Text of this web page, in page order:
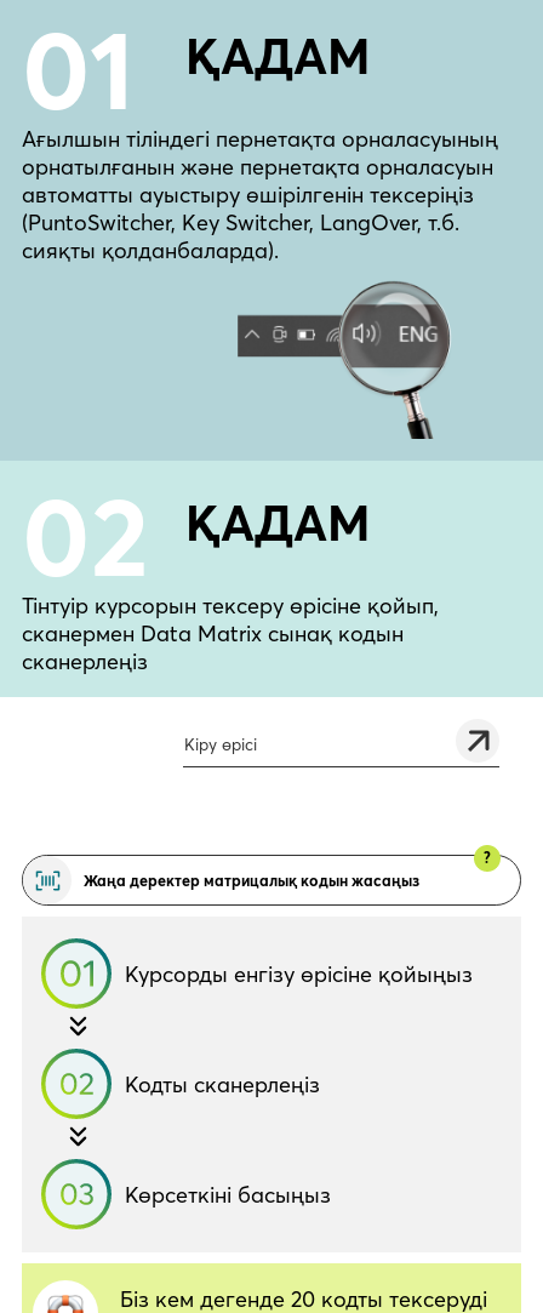
01 ҚАДАМ
Ағылшын тіліндегі пернетақта орналасуының
орнатылғанын және пернетақта орналасуын
автоматты ауыстыру өшірілгенін тексеріңіз
(PuntoSwitcher, Key Switcher, LangOver, т.б.
сияқты қолданбаларда).
02 ҚАДАМ
Тінтуір курсорын тексеру өрісіне қойып,
сканермен Data Matrix сынақ кодын
сканерлеңіз
Жаңа деректер матрицалық кодын жасаңыз
?
Біз кем дегенде 20 кодты тексеруді
Курсорды енгізу өрісіне қойыңыз
Кодты сканерлеңіз
Көрсеткіні басыңыз